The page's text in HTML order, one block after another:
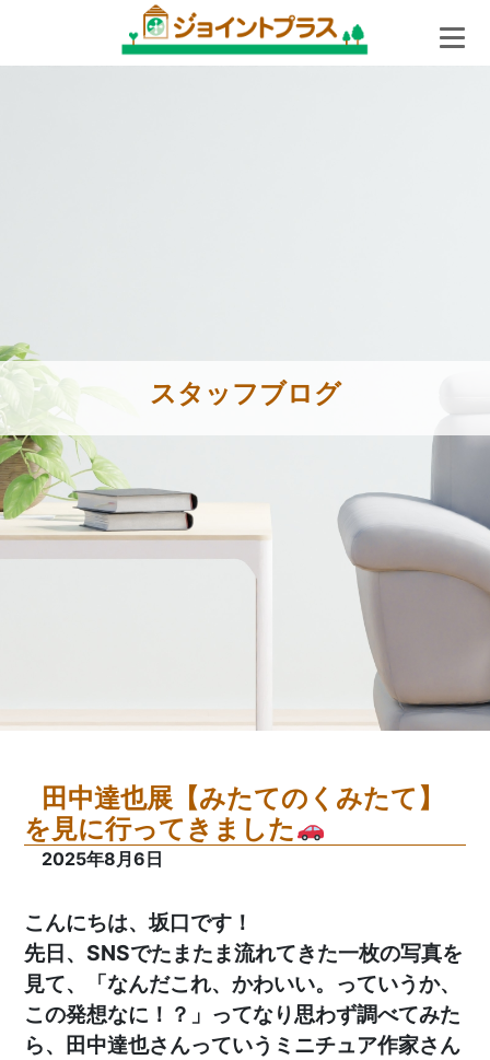
スタッフブログ
田中達也展【みたてのくみたて】
を見に行ってきました
2025年8月6日
こんにちは、坂口です！
先日、SNSでたまたま流れてきた一枚の写真を
見て、「なんだこれ、かわいい。っていうか、
この発想なに！？」ってなり思わず調べてみた
ら、田中達也さんっていうミニチュア作家さん